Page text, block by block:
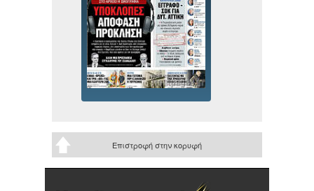
Επιστροφή στην κορυφή